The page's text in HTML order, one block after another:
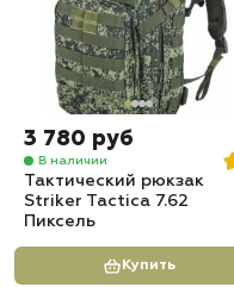
3 780 руб
В наличии
Тактический рюкзак
Striker Tactica 7.62
Пиксель
Купить